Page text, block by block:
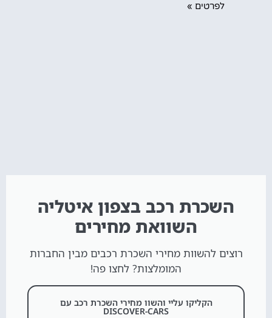
לפרטים »
השכרת רכב בצפון איטליה
השוואת מחירים
רוצים להשוות מחירי השכרת רכבים מבין החברות
המומלצות? לחצו פה!
הקליקו עליי והשוו מחירי השכרת רכב עם
DISCOVER-CARS